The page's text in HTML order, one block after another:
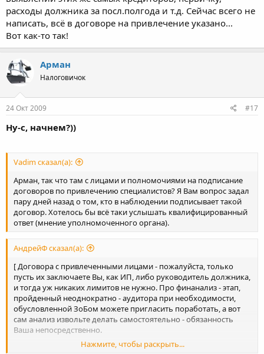
расходы должника за посл.полгода и т.д. Сейчас всего не
написать, всё в договоре на привлечение указано...
Вот как-то так!
Арман
Налоговичок
24 Окт 2009 #17
Ну-с, начнем?))
Vadim сказал(а):
Арман, так что там с лицами и полномочиями на подписание
договоров по привлечению специалистов? Я Вам вопрос задал
пару дней назад о том, кто в наблюдении подписывает такой
договор. Хотелось бы всё таки услышать квалифицированный
ответ (мнение уполномоченного органа).
АндрейФ сказал(а):
[ Договора с привлеченными лицами - пожалуйста, только
пусть их заключаете Вы, как ИП, либо руководитель должника,
и тогда уж никаких лимитов не нужно. Про финанализ - этап,
пройденный неоднократно - аудитора при необходимости,
обусловленной ЗоБом можете пригласить поработать, а вот
сам анализ извольте делать самостоятельно - обязанность
Ваша непосредственно.
Вчера было заседание по привлеченным специалистам.
Нажмите, чтобы раскрыть...